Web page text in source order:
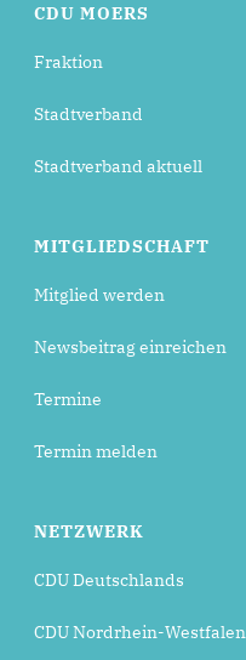
CDU MOERS
Fraktion
Stadtverband
Stadtverband aktuell
MITGLIEDSCHAFT
Mitglied werden
Newsbeitrag einreichen
Termine
Termin melden
NETZWERK
CDU Deutschlands
CDU Nordrhein-Westfalen